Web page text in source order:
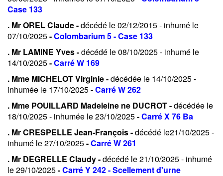
Case 133
. Mr OREL Claude -décédé le 02/12/2015 - inhumé le
07/10/2025-Colombarium 5 - Case 133
. Mr LAMINE Yves -décédé le 08/10/2025 - inhumé le
14/10/2025-Carré W 169
. Mme MICHELOT Virginie -décédée le 14/10/2025 -
inhumée le 17/10/2025-Carré W 262
. Mme POUILLARD Madeleine ne DUCROT -décédée le
18/10/2025 - inhumée le 23/10/2025-Carré X 76 Ba
. Mr CRESPELLE Jean-François -décédé le21/10/2025 -
inhumé le 27/10/2025-Carré W 261
. Mr DEGRELLE Claudy -décédé le 21/10/2025 - inhumé
le 29/10/2025-Carré Y 242 - Scellement d'urne